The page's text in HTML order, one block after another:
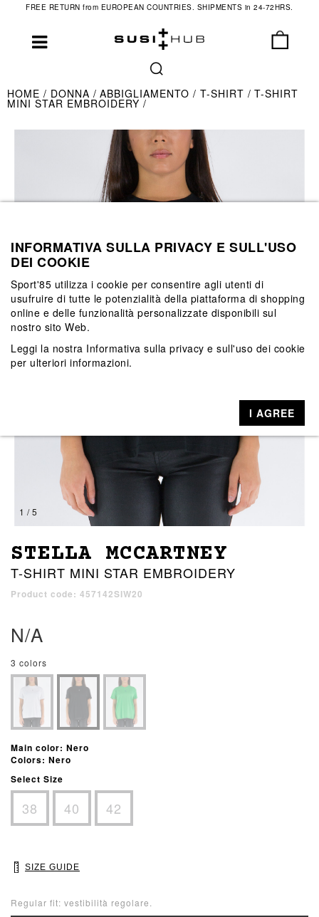
FREE RETURN from EUROPEAN COUNTRIES. SHIPMENTS in 24-72HRS.
HOME DONNA ABBIGLIAMENTO T-SHIRT T-SHIRT
MINI STAR EMBROIDERY
1 / 5
STELLA MCCARTNEY
T-SHIRT MINI STAR EMBROIDERY
Product code: 457142SIW20
N/A
3 colors
Main color: Nero
Colors: Nero
Select Size
38 40 42
SIZE GUIDE
Regular fit: vestibilità regolare.
INFORMATIVA SULLA PRIVACY E SULL'USO
DEI COOKIE
Sport'85 utilizza i cookie per consentire agli utenti di
usufruire di tutte le potenzialità della piattaforma di shopping
online e delle funzionalità personalizzate disponibili sul
nostro sito Web.
Leggi la nostra Informativa sulla privacy e sull'uso dei cookie
per ulteriori informazioni.
I AGREE